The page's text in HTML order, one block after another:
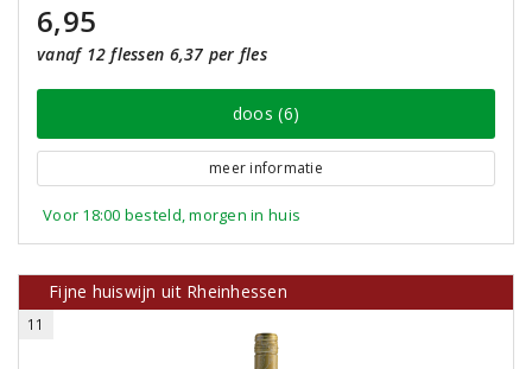
6,95
vanaf 12 flessen 6,37 per fles
doos (6)
meer informatie
Voor 18:00 besteld, morgen in huis
Fijne huiswijn uit Rheinhessen
11